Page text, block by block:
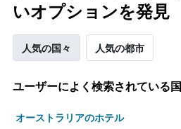
いオプションを発見
人気の国々 人気の都市
ユーザーによく検索されている国
オーストラリアのホテル